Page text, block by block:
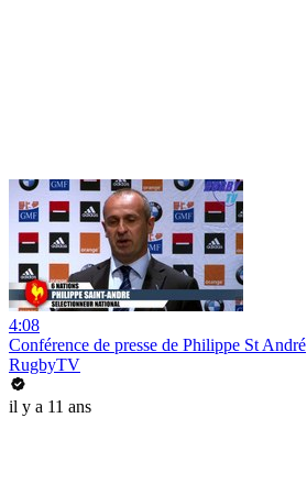
4:08
Conférence de presse de Philippe St André
RugbyTV
il y a 11 ans